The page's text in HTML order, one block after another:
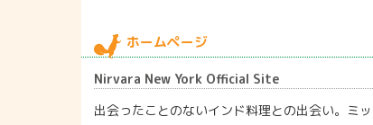
ホームページ
Nirvara New York Official Site
出会ったことのないインド料理との出会い。ミ